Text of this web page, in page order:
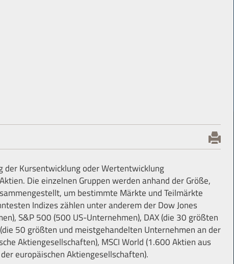
Kursentwicklung oder Wertentwicklung
Die einzelnen Gruppen werden anhand der Größe,
um bestimmte Märkte und Teilmärkte
Indizes zählen unter anderem der Dow Jones
S&P 500 (500 US-Unternehmen), DAX (die 30 größten
50 größten und meistgehandelten Unternehmen an der
Aktiengesellschaften), MSCI World (1.600 Aktien aus
europäischen Aktiengesellschaften).